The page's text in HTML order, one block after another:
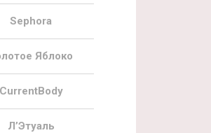
Sephora
Яблоко
CurrentBody
Л’Этуаль